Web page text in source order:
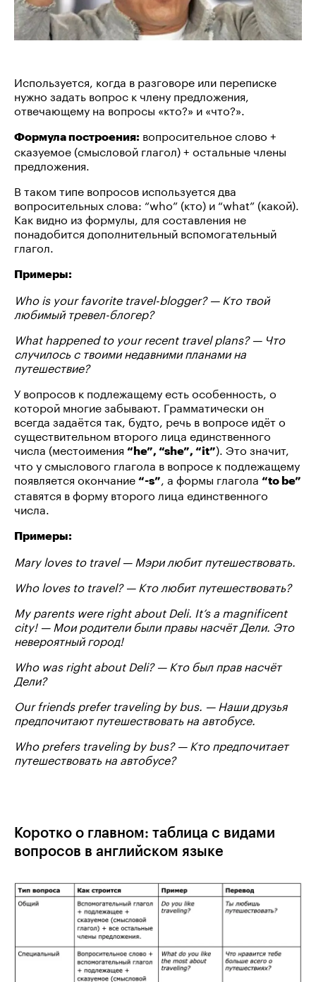
Используется, когда в разговоре или переписке
нужно задать вопрос к члену предложения,
отвечающему на вопросы «кто?» и «что?».
Формула построения: вопросительное слово +
сказуемое (смысловой глагол) + остальные члены
предложения.
В таком типе вопросов используется два
вопросительных слова: “who” (кто) и “what” (какой).
Как видно из формулы, для составления не
понадобится дополнительный вспомогательный
глагол.
Примеры:
Who is your favorite travel-blogger? — Кто твой
любимый тревел-блогер?
What happened to your recent travel plans? — Что
случилось с твоими недавними планами на
путешествие?
У вопросов к подлежащему есть особенность, о
которой многие забывают. Грамматически он
всегда задаётся так, будто, речь в вопросе идёт о
существительном второго лица единственного
числа (местоимения “he”, “she”, “it”). Это значит,
что у смыслового глагола в вопросе к подлежащему
появляется окончание “-s” , а формы глагола “to be”
ставятся в форму второго лица единственного
числа.
Примеры:
Mary loves to travel — Мэри любит путешествовать.
Who loves to travel? — Кто любит путешествовать?
My parents were right about Deli. It’s a magnificent
city! — Мои родители были правы насчёт Дели. Это
невероятный город!
Who was right about Deli? — Кто был прав насчёт
Дели?
Our friends prefer traveling by bus. — Наши друзья
предпочитают путешествовать на автобусе.
Who prefers traveling by bus? — Кто предпочитает
путешествовать на автобусе?
Коротко о главном: таблица с видами
вопросов в английском языке